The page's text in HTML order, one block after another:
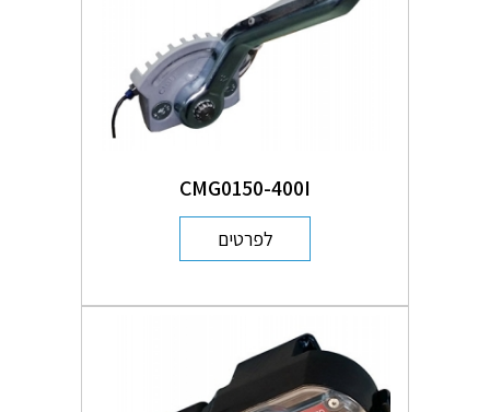
CMG0150-400I
לפרטים